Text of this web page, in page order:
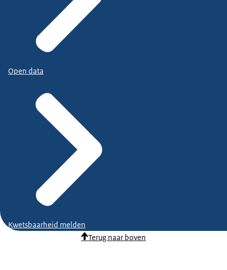
Open data
Kwetsbaarheid melden
Terug naar boven